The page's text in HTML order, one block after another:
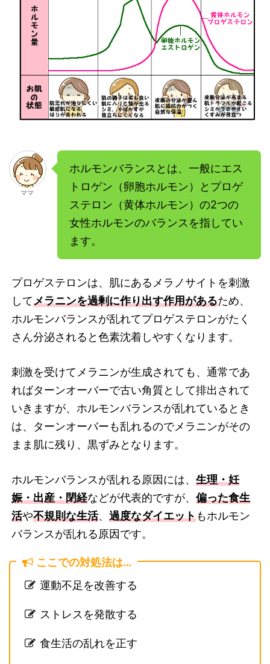
ママ
ホルモンバランスとは、一般にエス
トロゲン（卵胞ホルモン）とプロゲ
ステロン（黄体ホルモン）の2つの
女性ホルモンのバランスを指してい
ます。
プロゲステロンは、肌にあるメラノサイトを刺激
してメラニンを過剰に作り出す作用があるため、
ホルモンバランスが乱れてプロゲステロンがたく
さん分泌されると色素沈着しやすくなります。
刺激を受けてメラニンが生成されても、通常であ
ればターンオーバーで古い角質として排出されて
いきますが、ホルモンバランスが乱れているとき
は、ターンオーバーも乱れるのでメラニンがその
まま肌に残り、黒ずみとなります。
ホルモンバランスが乱れる原因には、 生理・妊
娠・出産・閉経などが代表的ですが、 偏った食生
活や不規則な生活、 過度なダイエットもホルモン
バランスが乱れる原因です。
ここでの対処法は…
運動不足を改善する
ストレスを発散する
食生活の乱れを正す